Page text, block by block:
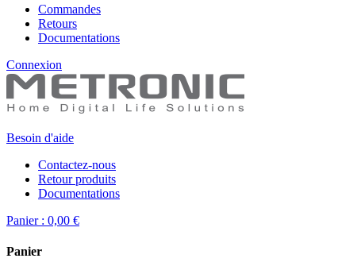
Commandes
Retours
Documentations
Connexion
Besoin d'aide
Contactez-nous
Retour produits
Documentations
Panier : 0,00 €
Panier